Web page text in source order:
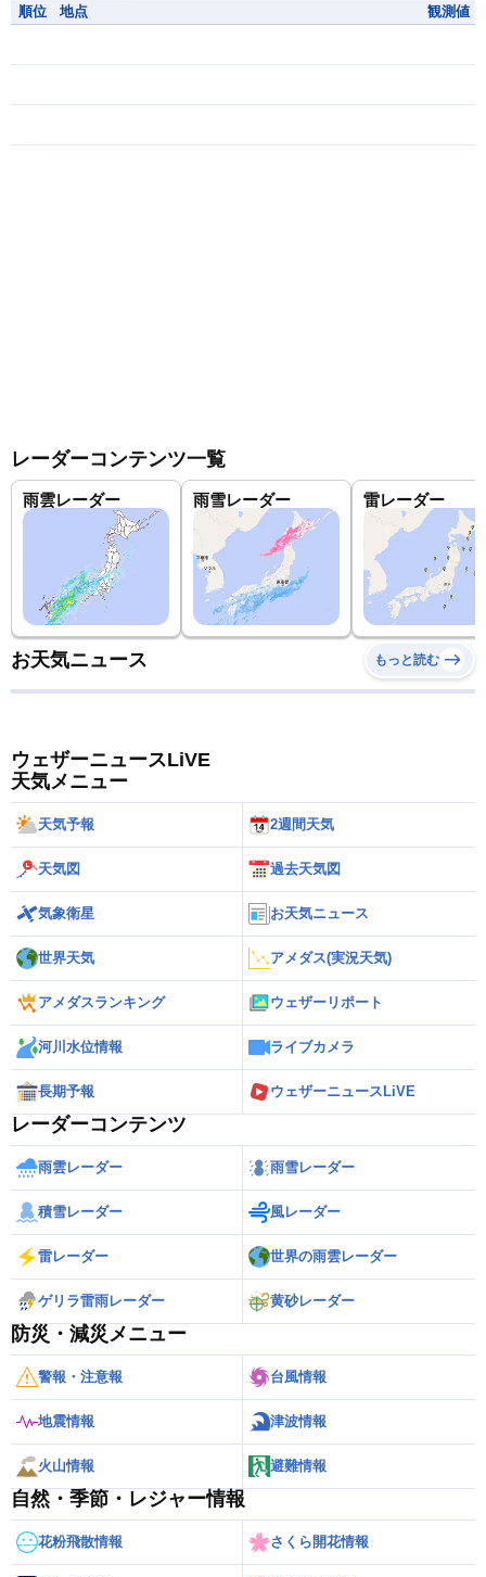
順位 地点 観測値
レーダーコンテンツ一覧
雨雲レーダー 雨雪レーダー 雷レーダー
お天気ニュース もっと読む
ウェザーニュースLiVE
天気メニュー
天気予報 2週間天気
天気図 過去天気図
気象衛星 お天気ニュース
世界天気 アメダス(実況天気)
アメダスランキング ウェザーリポート
河川水位情報 ライブカメラ
長期予報 ウェザーニュースLiVE
レーダーコンテンツ
雨雲レーダー 雨雪レーダー
積雪レーダー 風レーダー
雷レーダー 世界の雨雲レーダー
ゲリラ雷雨レーダー 黄砂レーダー
防災・減災メニュー
警報・注意報 台風情報
地震情報 津波情報
火山情報 避難情報
自然・季節・レジャー情報
花粉飛散情報 さくら開花情報